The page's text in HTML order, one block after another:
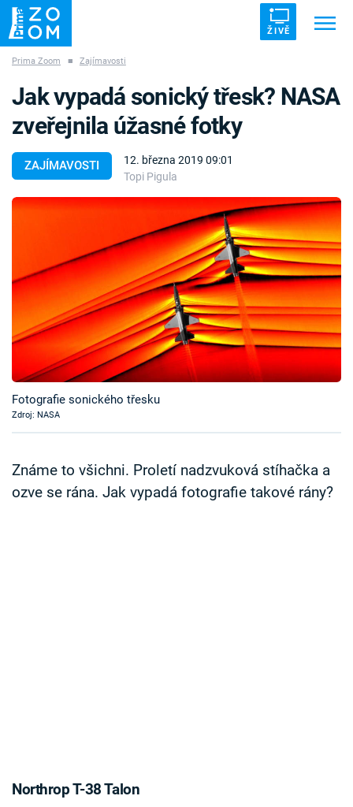
ŽIVĚ
ZÁHADY VETŘELCI DÁVNOVĚKU
Témata
Pořady
TV Program
Časopis
Sledujte prima+
Prima Zoom ■ Zajímavosti
ZAJÍMAVOSTI
12. března 2019 09:01
Topi Pigula
Jak vypadá sonický třesk? NASA
zveřejnila úžasné fotky
Fotografie sonického třesku
Zdroj: NASA
Známe to všichni. Proletí nadzvuková stíhačka a
ozve se rána. Jak vypadá fotografie takové rány?
Northrop T-38 Talon